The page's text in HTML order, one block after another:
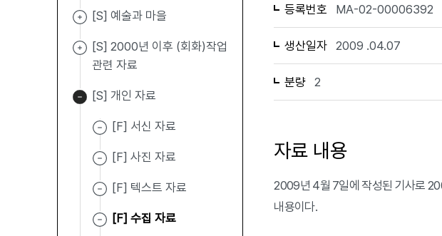
[S] 예술과 마을
[S] 2000년 이후 (회화)작업
관련 자료
[S] 개인 자료
[F] 서신 자료
[F] 사진 자료
[F] 텍스트 자료
[F] 수집 자료
등록번호 MA-02-00006392
생산일자 2009 .04.07
분량 2
자료 내용
2009년 4월 7일에 작성된 기사로
내용이다.